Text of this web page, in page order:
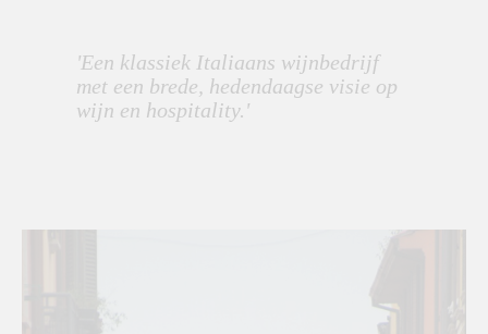
'Een klassiek Italiaans wijnbedrijf
met een brede, hedendaagse visie op
wijn en hospitality.'